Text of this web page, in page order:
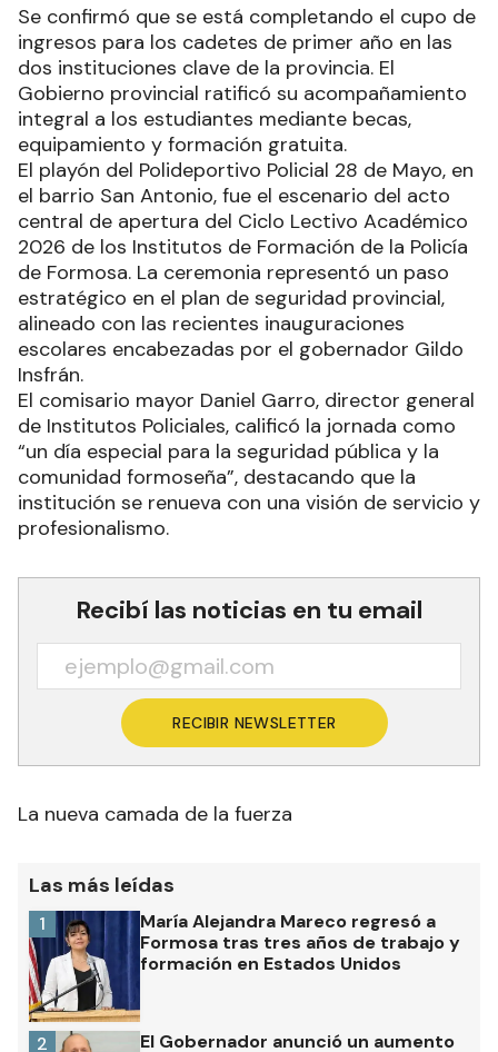
Se confirmó que se está completando el cupo de
ingresos para los cadetes de primer año en las
dos instituciones clave de la provincia. El
Gobierno provincial ratificó su acompañamiento
integral a los estudiantes mediante becas,
equipamiento y formación gratuita.
El playón del Polideportivo Policial 28 de Mayo, en
el barrio San Antonio, fue el escenario del acto
central de apertura del Ciclo Lectivo Académico
2026 de los Institutos de Formación de la Policía
de Formosa. La ceremonia representó un paso
estratégico en el plan de seguridad provincial,
alineado con las recientes inauguraciones
escolares encabezadas por el gobernador Gildo
Insfrán.
El comisario mayor Daniel Garro, director general
de Institutos Policiales, calificó la jornada como
“un día especial para la seguridad pública y la
comunidad formoseña”, destacando que la
institución se renueva con una visión de servicio y
profesionalismo.
Recibí las noticias en tu email
RECIBIR NEWSLETTER
La nueva camada de la fuerza
Las más leídas
María Alejandra Mareco regresó a
Formosa tras tres años de trabajo y
formación en Estados Unidos
1
El Gobernador anunció un aumento
2